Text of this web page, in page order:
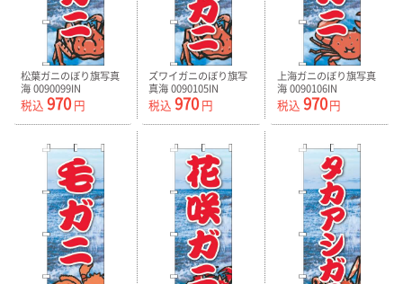
松葉ガニのぼり旗写真
海 0090099IN
税込 970 円
ズワイガニのぼり旗写
真海 0090105IN
税込 970円
上海ガニのぼり旗写真
海 0090106IN
税込 970円